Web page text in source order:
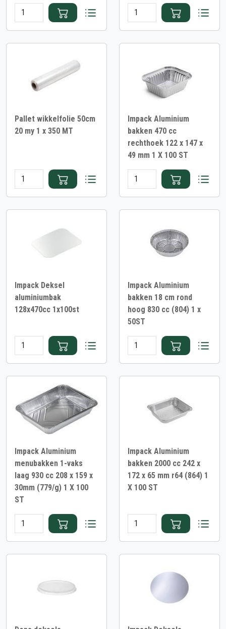
Pallet wikkelfolie 50cm
20 my 1 x 350 MT
Impack Aluminium
bakken 470 cc
rechthoek 122 x 147 x
49 mm 1 X 100 ST
Impack Deksel
aluminiumbak
128x470cc 1x100st
Impack Aluminium
bakken 18 cm rond
hoog 830 cc (804) 1 x
50ST
Impack Aluminium
menubakken 1-vaks
laag 930 cc 208 x 159 x
30mm (779/g) 1 X 100
ST
Impack Aluminium
bakken 2000 cc 242 x
172 x 65 mm r64 (864) 1
X 100 ST